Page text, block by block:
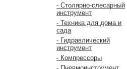
- Столярно-слесарный
инструмент
- Техника для дома и
сада
- Гидравлический
инструмент
- Компрессоры